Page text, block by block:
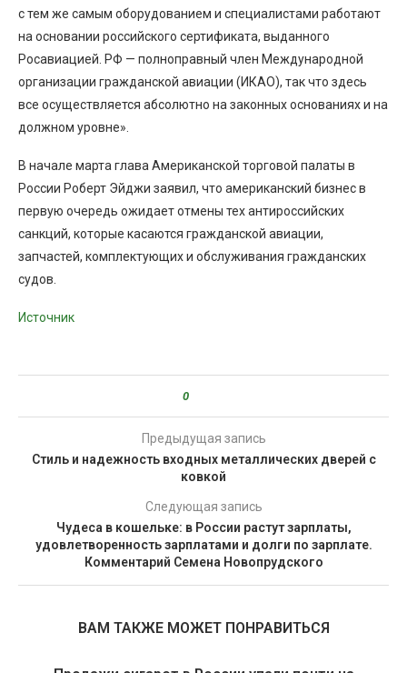
с тем же самым оборудованием и специалистами работают
на основании российского сертификата, выданного
Росавиацией. РФ — полноправный член Международной
организации гражданской авиации (ИКАО), так что здесь
все осуществляется абсолютно на законных основаниях и на
должном уровне».
В начале марта глава Американской торговой палаты в
России Роберт Эйджи заявил, что американский бизнес в
первую очередь ожидает отмены тех антироссийских
санкций, которые касаются гражданской авиации,
запчастей, комплектующих и обслуживания гражданских
судов.
Источник
0
Предыдущая запись
Стиль и надежность входных металлических дверей с
ковкой
Следующая запись
Чудеса в кошельке: в России растут зарплаты,
удовлетворенность зарплатами и долги по зарплате.
Комментарий Семена Новопрудского
ВАМ ТАКЖЕ МОЖЕТ ПОНРАВИТЬСЯ